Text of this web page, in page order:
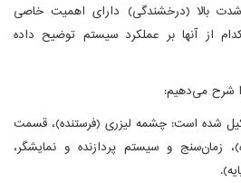
شدت بالا (درخشندگی) دارای اهمیت خاصی
از آنها بر عملکرد سیستم توضیح داده
شرح می‌دهیم:
از 4 بخش تشکیل شده است: چشمه لیزری (فرستنده)، قسمت
زمان‌سنج و سیستم پردازنده و نمایشگر،